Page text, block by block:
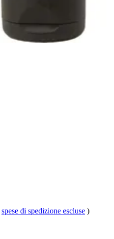
spese di spedizione escluse )